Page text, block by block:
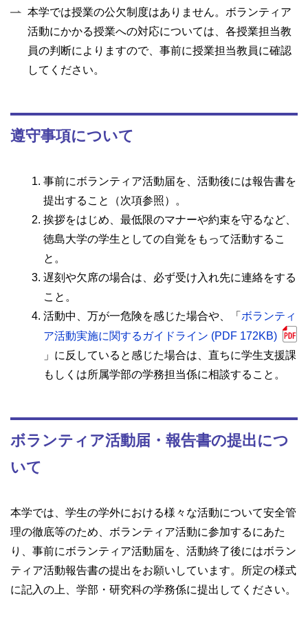
本学では授業の公欠制度はありません。ボランティア
活動にかかる授業への対応については、各授業担当教
員の判断によりますので、事前に授業担当教員に確認
してください。
遵守事項について
事前にボランティア活動届を、活動後には報告書を
提出すること（次項参照）。
挨拶をはじめ、最低限のマナーや約束を守るなど、
徳島大学の学生としての自覚をもって活動するこ
と。
遅刻や欠席の場合は、必ず受け入れ先に連絡をする
こと。
活動中、万が一危険を感じた場合や、「 ボランティ
ア活動実施に関するガイドライン (PDF 172KB)
」に反していると感じた場合は、直ちに学生支援課
もしくは所属学部の学務担当係に相談すること。
ボランティア活動届・報告書の提出につ
いて
本学では、学生の学外における様々な活動について安全管
理の徹底等のため、ボランティア活動に参加するにあた
り、事前にボランティア活動届を、活動終了後にはボラン
ティア活動報告書の提出をお願いしています。所定の様式
に記入の上、学部・研究科の学務係に提出してください。